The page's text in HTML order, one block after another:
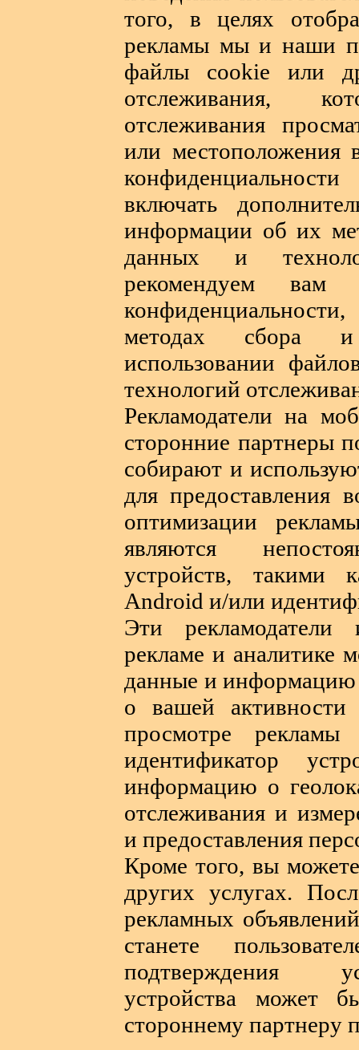
того, в целях
рекламы мы и наши
файлы cookie или
отслеживания,
отслеживания
или местоположения
включать
информации об их
данных и
рекомендуем вам
методах сбора и
использовании
технологий
Рекламодатели на
сторонние партнеры
собирают и
для предоставления
оптимизации
являются
устройств, такими
Android и/или
Эти
рекламе и аналитике
данные и
о вашей
просмотре
идентификатор
информацию о
отслеживания и
и предоставления
Кроме того, вы
других услугах.
рекламных
станете
подтверждения
устройства может
стороннему партнеру